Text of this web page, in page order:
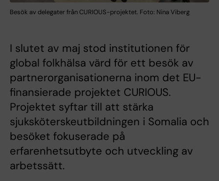
Besök av delegater från CURIOUS-projektet. Foto: Nina Viberg
I slutet av maj stod institutionen för
global folkhälsa värd för ett besök av
partnerorganisationerna inom det EU-
finansierade projektet CURIOUS.
Projektet syftar till att stärka
sjuksköterskeutbildningen i Somalia och
besöket fokuserade på
erfarenhetsutbyte och utveckling av
arbetssätt.